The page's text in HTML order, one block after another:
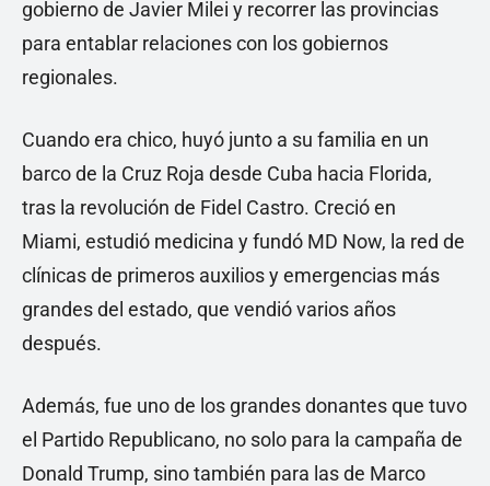
gobierno de Javier Milei y recorrer las provincias
para entablar relaciones con los gobiernos
regionales.
Cuando era chico, huyó junto a su familia en un
barco de la Cruz Roja desde Cuba hacia Florida,
tras la revolución de Fidel Castro. Creció en
Miami, estudió medicina y fundó MD Now, la red de
clínicas de primeros auxilios y emergencias más
grandes del estado, que vendió varios años
después.
Además, fue uno de los grandes donantes que tuvo
el Partido Republicano, no solo para la campaña de
Donald Trump, sino también para las de Marco